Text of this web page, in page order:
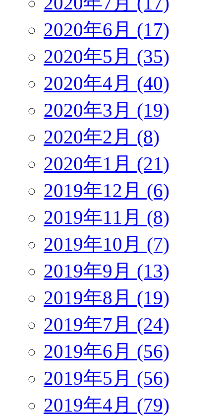
2020年6月 (17)
2020年5月 (35)
2020年4月 (40)
2020年3月 (19)
2020年2月 (8)
2020年1月 (21)
2019年12月 (6)
2019年11月 (8)
2019年10月 (7)
2019年9月 (13)
2019年8月 (19)
2019年7月 (24)
2019年6月 (56)
2019年5月 (56)
2019年4月 (79)